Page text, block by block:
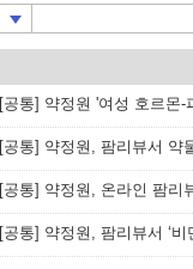
[공통] 약정원 '여성 호르몬-
[공통] 약정원, 팜리뷰서 약
[공통] 약정원, 온라인 팜리
[공통] 약정원, 팜리뷰서 ‘